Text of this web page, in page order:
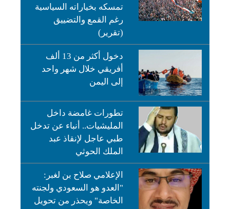
تمسكه بخياراته السياسية
رغم القمع والتضييق
(تقرير)
دخول أكثر من 13 ألف
أفريقي خلال شهر واحد
إلى اليمن
تطورات غامضة داخل
المليشيات.. أنباء عن تدخل
طبي عاجل لإنقاذ عبد
الملك الحوثي
الإعلامي صلاح بن لغبر:
"العدو هو السعودي ولجنته
الخاصة" ويحذر من تحويل